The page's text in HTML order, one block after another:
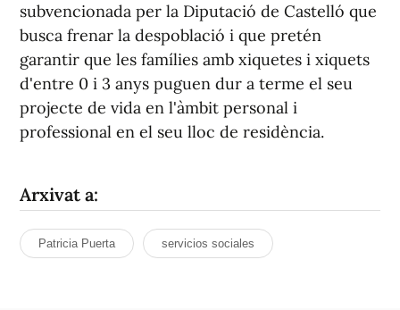
subvencionada per la Diputació de Castelló que
busca frenar la despoblació i que pretén
garantir que les famílies amb xiquetes i xiquets
d'entre 0 i 3 anys puguen dur a terme el seu
projecte de vida en l'àmbit personal i
professional en el seu lloc de residència.
Arxivat a:
Patricia Puerta servicios sociales